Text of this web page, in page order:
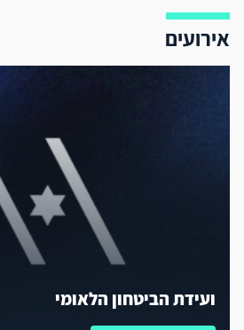
אירועים
ועידת הביטחון הלאומי